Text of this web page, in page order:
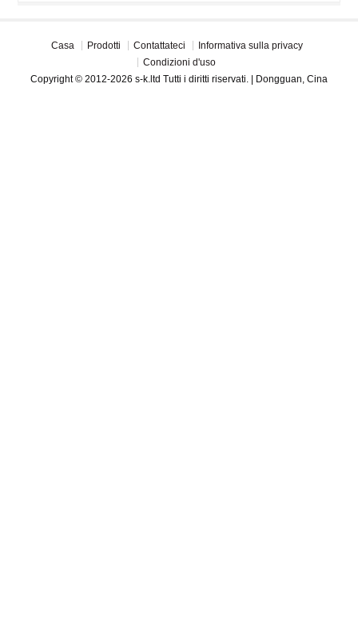
Casa Prodotti Contattateci
Informativa sulla privacy
Condizioni d'uso
Copyright © 2012-2026 s-k.ltd Tutti i diritti riservati. | Dongguan, Cina